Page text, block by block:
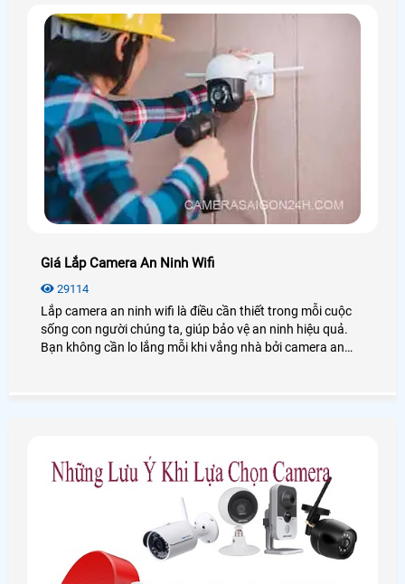
Giá Lắp Camera An Ninh Wifi
29114
Lắp camera an ninh wifi là điều cần thiết trong mỗi cuộc
sống con người chúng ta, giúp bảo vệ an ninh hiệu quả.
Bạn không cần lo lắng mỗi khi vắng nhà bởi camera an